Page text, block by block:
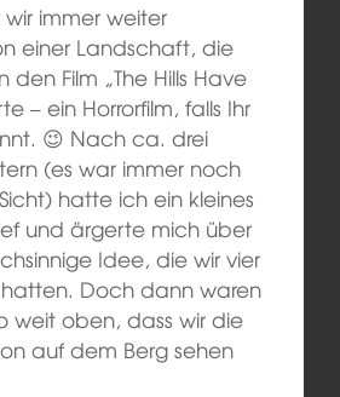
immer weiter
einer Landschaft, die
den Film „The Hills Have
– ein Horrorfilm, falls Ihr
😉 Nach ca. drei
(es war immer noch
hatte ich ein kleines
und ärgerte mich über
Idee, die wir vier
Doch dann waren
weit oben, dass wir die
auf dem Berg sehen